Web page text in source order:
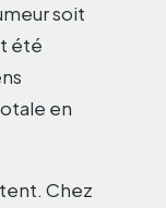
soit
été
en
Chez